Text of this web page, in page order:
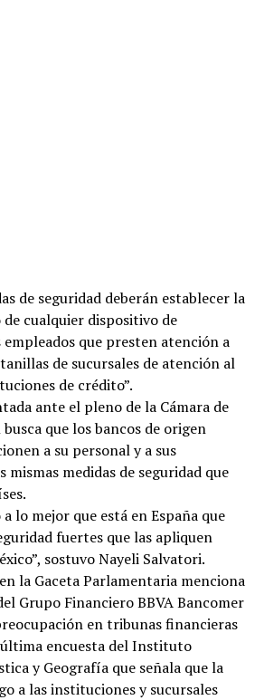
de seguridad deberán establecer la
cualquier dispositivo de
que presten atención a
de sucursales de atención al
de crédito”.
ante el pleno de la Cámara de
que los bancos de origen
a su personal y a sus
mismas medidas de seguridad que
lo mejor que está en España que
fuertes que las apliquen
sostuvo Nayeli Salvatori.
la Gaceta Parlamentaria menciona
Grupo Financiero BBVA Bancomer
en tribunas financieras
encuesta del Instituto
y Geografía que señala que la
a las instituciones y sucursales